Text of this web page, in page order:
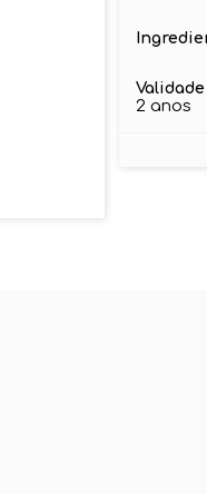
Validade
2 anos